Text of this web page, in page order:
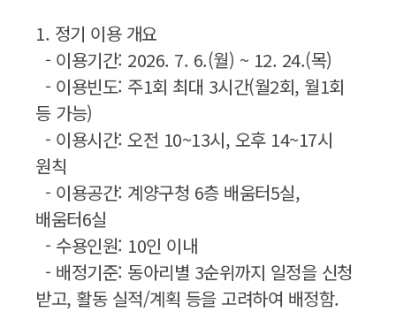
1. 정기 이용 개요
- 이용기간: 2026. 7. 6.(월) ~ 12. 24.(목)
- 이용빈도: 주1회 최대 3시간(월2회, 월1회
등 가능)
- 이용시간: 오전 10~13시, 오후 14~17시
원칙
- 이용공간: 계양구청 6층 배움터5실,
배움터6실
- 수용인원: 10인 이내
- 배정기준: 동아리별 3순위까지 일정을 신청
받고, 활동 실적/계획 등을 고려하여 배정함.